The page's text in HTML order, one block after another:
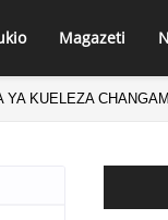
Magazeti
KUELEZA
NJIA YA PUTO